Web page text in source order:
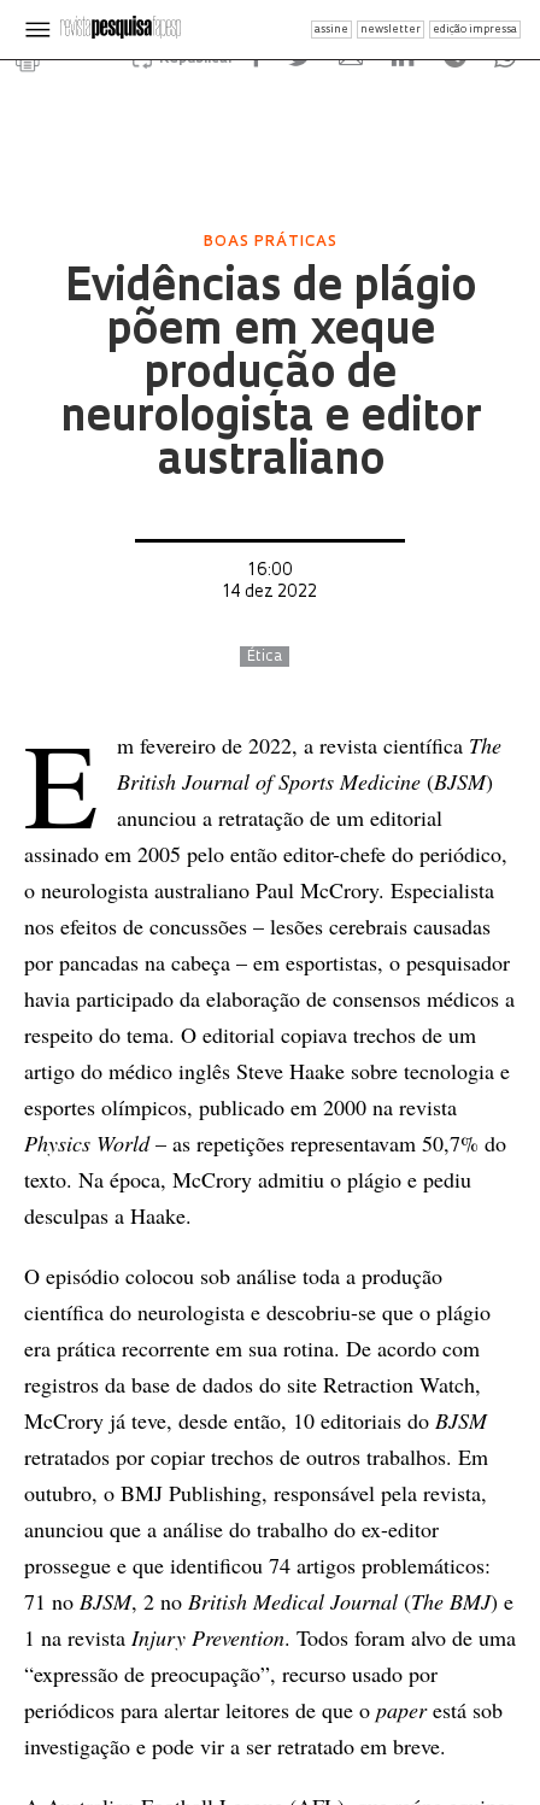
assine newsletter edição impressa
Republicar
BOAS PRÁTICAS
Evidências de plágio
põem em xeque
produção de
neurologista e editor
australiano
16:00
14 dez 2022
Ética
E m fevereiro de 2022, a revista científica The
British Journal of Sports Medicine (BJSM)
anunciou a retratação de um editorial
assinado em 2005 pelo então editor-chefe do periódico,
o neurologista australiano Paul McCrory. Especialista
nos efeitos de concussões – lesões cerebrais causadas
por pancadas na cabeça – em esportistas, o pesquisador
havia participado da elaboração de consensos médicos a
respeito do tema. O editorial copiava trechos de um
artigo do médico inglês Steve Haake sobre tecnologia e
esportes olímpicos, publicado em 2000 na revista
Physics World– as repetições representavam 50,7% do
texto. Na época, McCrory admitiu o plágio e pediu
desculpas a Haake.
O episódio colocou sob análise toda a produção
científica do neurologista e descobriu-se que o plágio
era prática recorrente em sua rotina. De acordo com
registros da base de dados do site Retraction Watch,
McCrory já teve, desde então, 10 editoriais do BJSM
retratados por copiar trechos de outros trabalhos. Em
outubro, o BMJ Publishing, responsável pela revista,
anunciou que a análise do trabalho do ex-editor
prossegue e que identificou 74 artigos problemáticos:
71 no BJSM, 2 no British Medical Journal (The BMJ) e
1 na revista Injury Prevention. Todos foram alvo de uma
“expressão de preocupação”, recurso usado por
periódicos para alertar leitores de que o paperestá sob
investigação e pode vir a ser retratado em breve.